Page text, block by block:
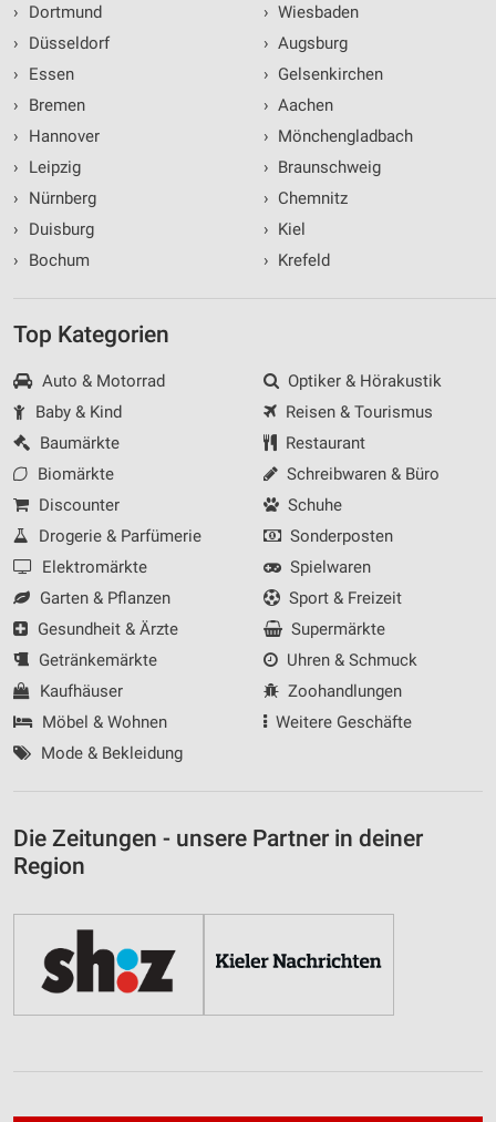
›
Dortmund
›
Düsseldorf
›
Essen
›
Bremen
›
Hannover
›
Leipzig
›
Nürnberg
›
Duisburg
›
Bochum
› Wiesbaden
› Augsburg
› Gelsenkirchen
› Aachen
› Mönchengladbach
› Braunschweig
› Chemnitz
› Kiel
› Krefeld
Top Kategorien
Auto & Motorrad
Baby & Kind
Baumärkte
Biomärkte
Discounter
Drogerie & Parfümerie
Elektromärkte
Garten & Pflanzen
Gesundheit & Ärzte
Getränkemärkte
Kaufhäuser
Möbel & Wohnen
Mode & Bekleidung
Optiker & Hörakustik
Reisen & Tourismus
Restaurant
Schreibwaren & Büro
Schuhe
Sonderposten
Spielwaren
Sport & Freizeit
Supermärkte
Uhren & Schmuck
Zoohandlungen
Weitere Geschäfte
Die Zeitungen - unsere Partner in deiner
Region